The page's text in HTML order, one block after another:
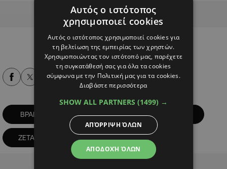
Advertisement
Alpha Podcasts
ΒΡΑΒΕΙΟ ΓΟΔΗΣΥ
ΖΕΤΑ ΑΙΜΙΛΙΑΝΙΔΟΥ
Advertisement
Αυτός ο ιστότοπος
χρησιμοποιεί cookies
Αυτός ο ιστότοπος χρησιμοποιεί cookies για
τη βελτίωση της εμπειρίας των χρηστών.
Χρησιμοποιώντας τον ιστότοπό μας, παρέχετε
τη συγκατάθεσή σας για όλα τα cookies
σύμφωνα με την Πολιτική μας για τα cookies.
Διαβάστε περισσότερα
SHOW ALL PARTNERS (1499) →
ΑΠΟΔΟΧΉ ΌΛΩΝ
ΑΠΌΡΡΙΨΗ ΌΛΩΝ